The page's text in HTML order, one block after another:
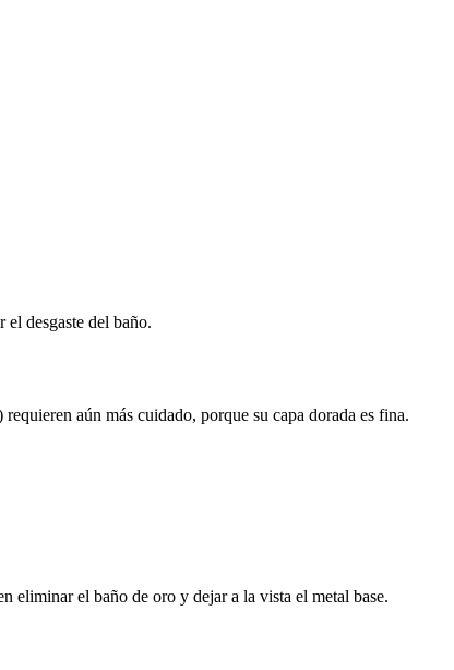
desgaste del baño.
aún más cuidado, porque su capa dorada es fina.
eliminar el baño de oro y dejar a la vista el metal base.